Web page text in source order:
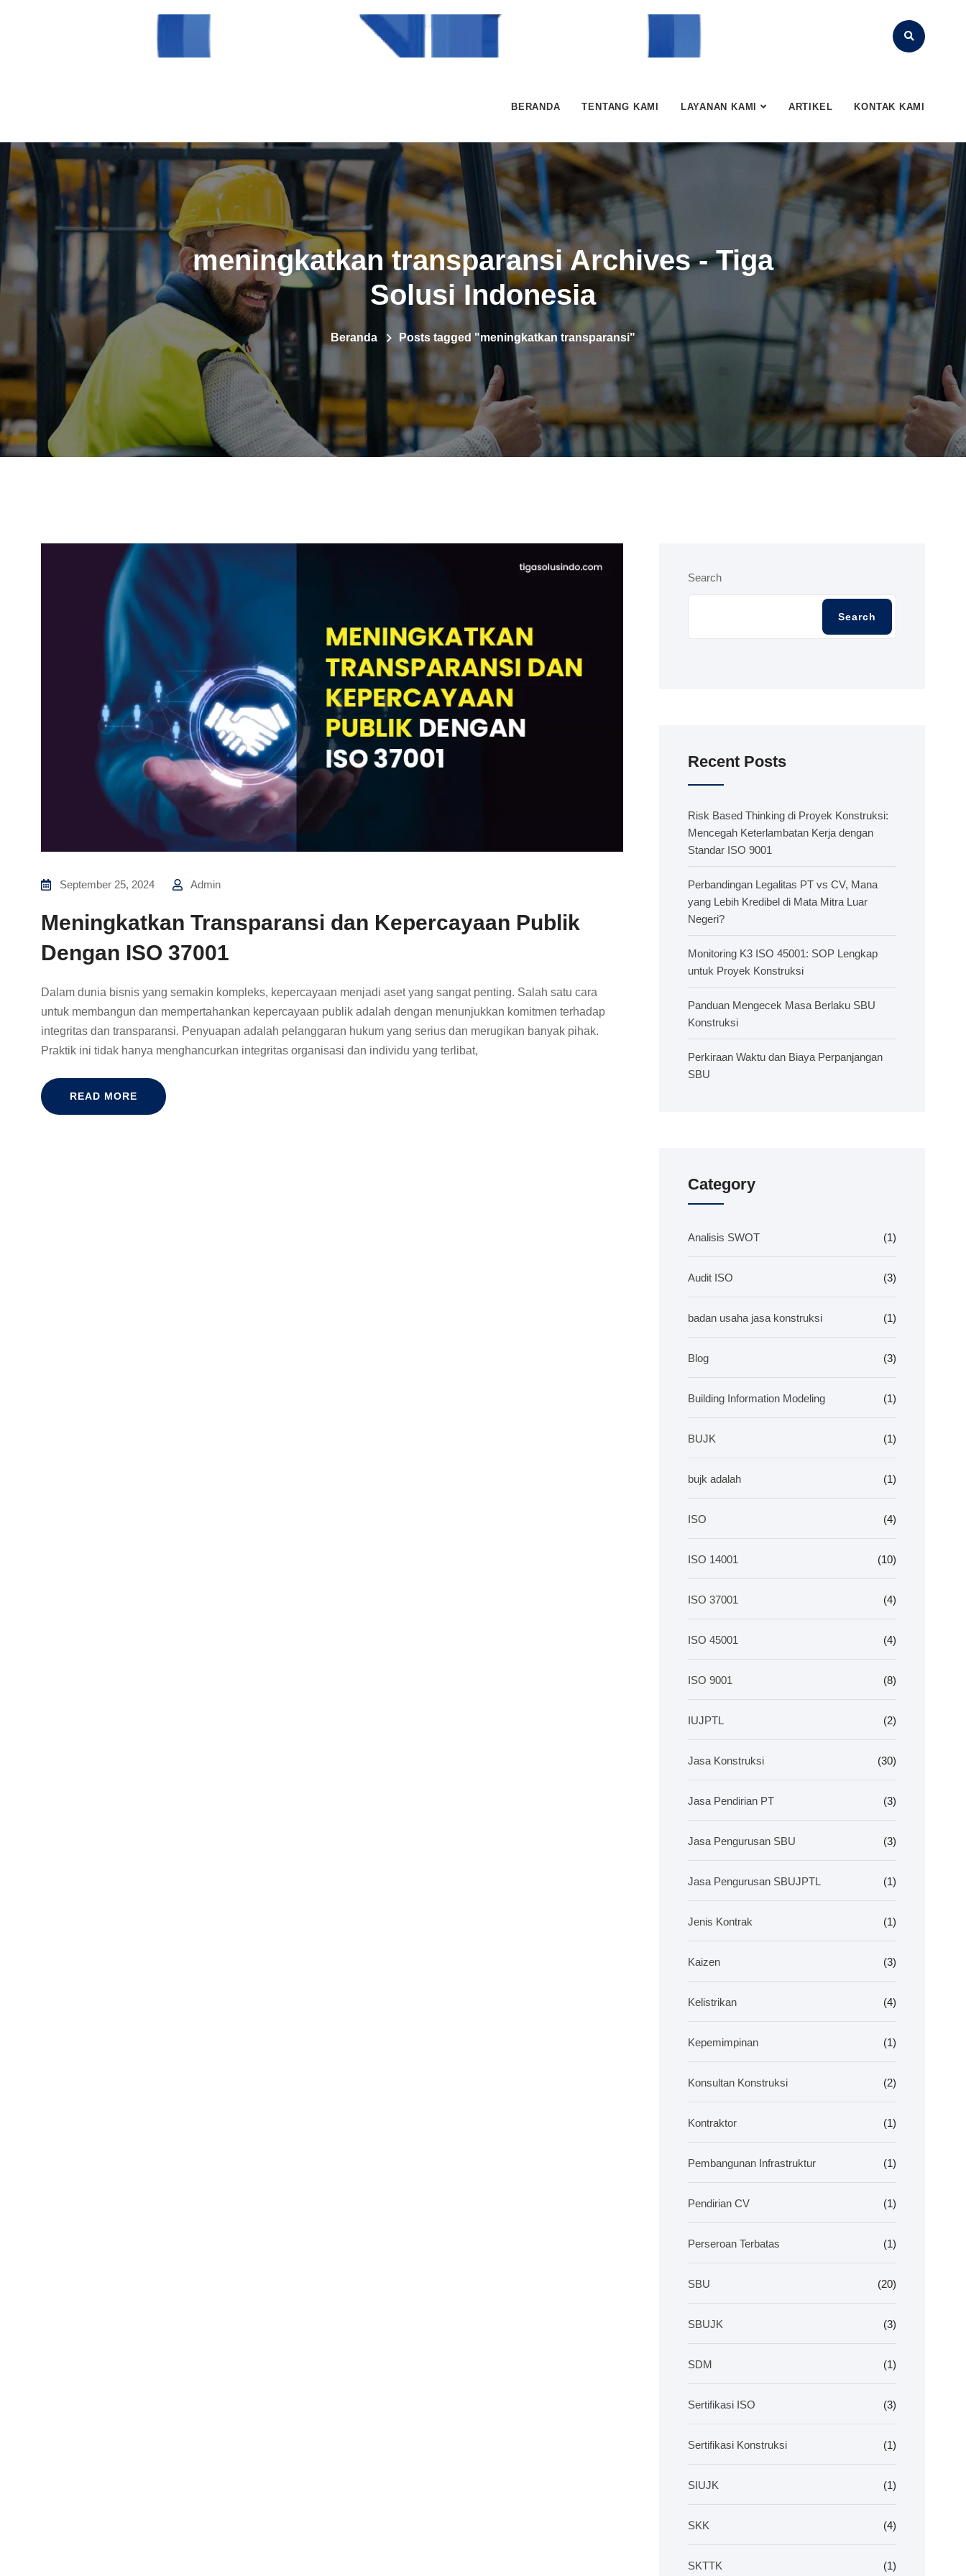
BERANDA TENTANG KAMI LAYANAN KAMI ARTIKEL KONTAK KAMI
meningkatkan transparansi Archives - Tiga
Solusi Indonesia
Beranda Posts tagged "meningkatkan transparansi"
September 25, 2024 Admin
Meningkatkan Transparansi dan Kepercayaan Publik
Dengan ISO 37001
Dalam dunia bisnis yang semakin kompleks, kepercayaan menjadi aset yang sangat penting. Salah satu cara
untuk membangun dan mempertahankan kepercayaan publik adalah dengan menunjukkan komitmen terhadap
integritas dan transparansi. Penyuapan adalah pelanggaran hukum yang serius dan merugikan banyak pihak.
Praktik ini tidak hanya menghancurkan integritas organisasi dan individu yang terlibat,
READ MORE
Search
Search
Recent Posts
Risk Based Thinking di Proyek Konstruksi:
Mencegah Keterlambatan Kerja dengan
Standar ISO 9001
Perbandingan Legalitas PT vs CV, Mana
yang Lebih Kredibel di Mata Mitra Luar
Negeri?
Monitoring K3 ISO 45001: SOP Lengkap
untuk Proyek Konstruksi
Panduan Mengecek Masa Berlaku SBU
Konstruksi
Perkiraan Waktu dan Biaya Perpanjangan
SBU
Category
Analisis SWOT (1)
Audit ISO (3)
badan usaha jasa konstruksi (1)
Blog (3)
Building Information Modeling (1)
BUJK (1)
bujk adalah (1)
ISO (4)
ISO 14001 (10)
ISO 37001 (4)
ISO 45001 (4)
ISO 9001 (8)
IUJPTL (2)
Jasa Konstruksi (30)
Jasa Pendirian PT (3)
Jasa Pengurusan SBU (3)
Jasa Pengurusan SBUJPTL (1)
Jenis Kontrak (1)
Kaizen (3)
Kelistrikan (4)
Kepemimpinan (1)
Konsultan Konstruksi (2)
Kontraktor (1)
Pembangunan Infrastruktur (1)
Pendirian CV (1)
Perseroan Terbatas (1)
SBU (20)
SBUJK (3)
SDM (1)
Sertifikasi ISO (3)
Sertifikasi Konstruksi (1)
SIUJK (1)
SKK (4)
SKTTK (1)